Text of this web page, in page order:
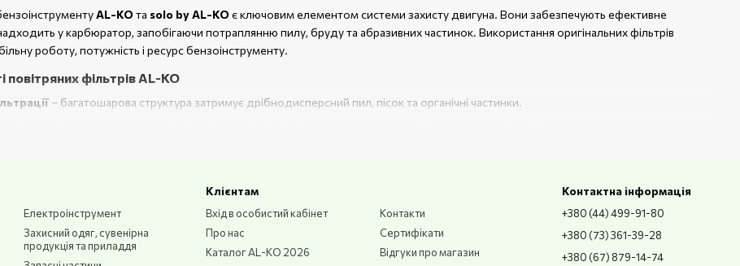
AL-KO та solo by AL-KO є ключовим елементом системи захисту двигуна. Вони забезпечують ефективне
у карбюратор, запобігаючи потраплянню пилу, бруду та абразивних частинок. Використання оригінальних фільтрів
роботу, потужність і ресурс бензоінструменту.
повітряних фільтрів AL-KO
– багатошарова структура затримує дрібнодисперсний пил, пісок та органічні частинки.
оригінальних повітряних фільтрів
фільтрів AL-KO має низку практичних переваг:
Електроінструмент
Захисний одяг, сувенірна
продукція та приладдя
Клієнтам
Вхід в особистий кабінет
Про нас
Каталог AL-KO 2026
Контакти
Сертифікати
Відгуки про магазин
Контактна інформація
+380 (44) 499-91-80
+380 (73) 361-39-28
+380 (67) 879-14-74